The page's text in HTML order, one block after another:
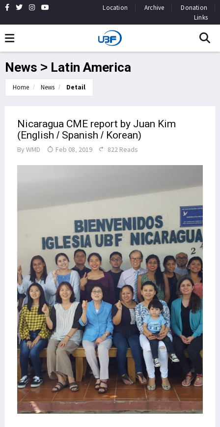
Location Archive
Donation
Links
News > Latin America
Home News Detail
Nicaragua CME report by Juan Kim
(English / Spanish / Korean)
By WMD Feb 08, 2019 822 Reads